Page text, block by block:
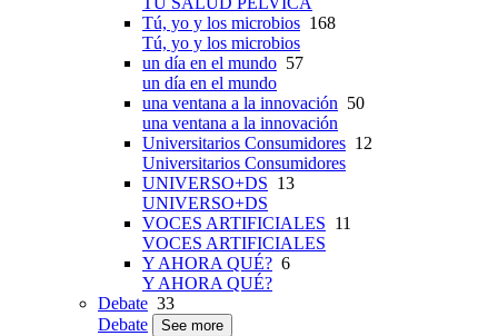
Tú, yo y los microbios 168
Tú, yo y los microbios
un día en el mundo 57
un día en el mundo
una ventana a la innovación 50
una ventana a la innovación
Universitarios Consumidores 12
Universitarios Consumidores
UNIVERSO+DS 13
UNIVERSO+DS
VOCES ARTIFICIALES 11
VOCES ARTIFICIALES
Y AHORA QUÉ? 6
Y AHORA QUÉ?
Debate 33
Debate
See more